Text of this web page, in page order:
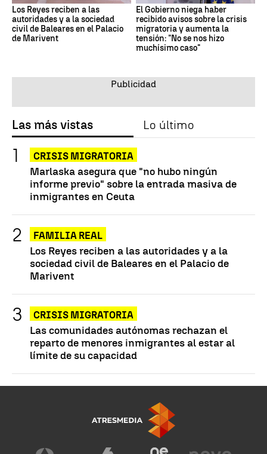
Los Reyes reciben a las
autoridades y a la sociedad
civil de Baleares en el Palacio
de Marivent
El Gobierno niega haber
recibido avisos sobre la crisis
migratoria y aumenta la
tensión: "No se nos hizo
muchísimo caso"
Las más vistas Lo último
CRISIS MIGRATORIA
Marlaska asegura que "no hubo ningún
informe previo" sobre la entrada masiva de
inmigrantes en Ceuta
FAMILIA REAL
Los Reyes reciben a las autoridades y a la
sociedad civil de Baleares en el Palacio de
Marivent
CRISIS MIGRATORIA
Las comunidades autónomas rechazan el
reparto de menores inmigrantes al estar al
límite de su capacidad